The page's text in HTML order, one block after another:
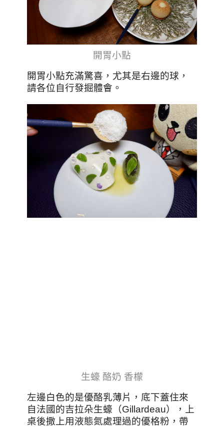
開胃小點
開胃小點充滿驚喜，尤其是右邊的球，
請各位自行發掘體會。
生蠔 酪奶 香檬
左邊白色的是優酪乳薄片，底下蓋住來
自法國的吉拉朵生蠔（Gillardeau），上
桌後撒上用液態氮處理過的優格粉，帶